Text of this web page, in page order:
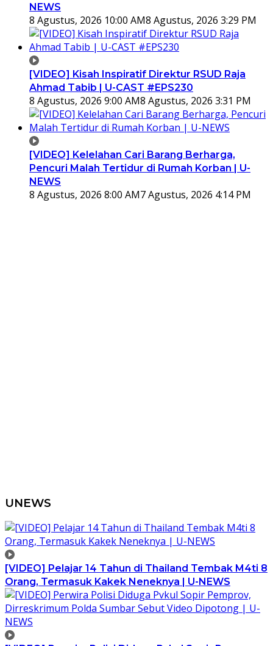
NEWS
8 Agustus, 2026 10:00 AM8 Agustus, 2026 3:29 PM
[VIDEO] Kisah Inspiratif Direktur RSUD Raja
Ahmad Tabib | U-CAST #EPS230
8 Agustus, 2026 9:00 AM8 Agustus, 2026 3:31 PM
[VIDEO] Kelelahan Cari Barang Berharga,
Pencuri Malah Tertidur di Rumah Korban | U-
NEWS
8 Agustus, 2026 8:00 AM7 Agustus, 2026 4:14 PM
UNEWS
[VIDEO] Pelajar 14 Tahun di Thailand Tembak M4ti 8
Orang, Termasuk Kakek Neneknya | U-NEWS